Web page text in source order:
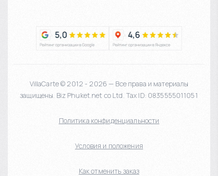
VillaCarte © 2012 - 2026 — Все права и материалы
защищены. Biz Phuket.net co Ltd. Tax ID: 0835555011051
Политика конфиденциальности
Условия и положения
Как отменить заказ